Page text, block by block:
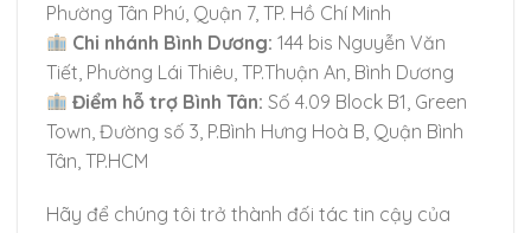
đến
Phường Tân Phú, Quận 7, TP. Hồ Chí Minh
Chi nhánh Bình Dương: 144 bis Nguyễn Văn
Tiết, Phường Lái Thiêu, TP.Thuận An, Bình Dương
Điểm hỗ trợ Bình Tân: Số 4.09 Block B1, Green
Town, Đường số 3, P.Bình Hưng Hoà B, Quận Bình
Tân, TP.HCM
Hãy để chúng tôi trở thành đối tác tin cậy của